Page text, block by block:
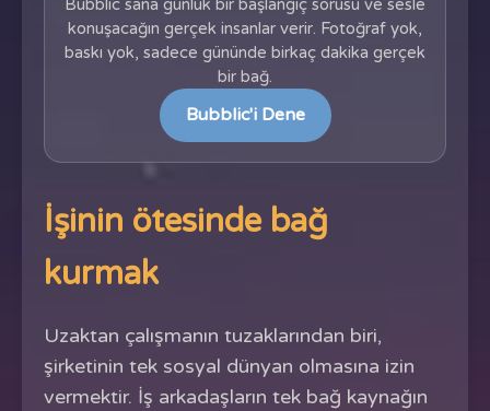
Bubblic sana günlük bir başlangıç sorusu ve sesle
konuşacağın gerçek insanlar verir. Fotoğraf yok,
baskı yok, sadece gününde birkaç dakika gerçek
bir bağ.
Bubblic'i Dene
İşinin ötesinde bağ
kurmak
Uzaktan çalışmanın tuzaklarından biri,
şirketinin tek sosyal dünyan olmasına izin
vermektir. İş arkadaşların tek bağ kaynağın